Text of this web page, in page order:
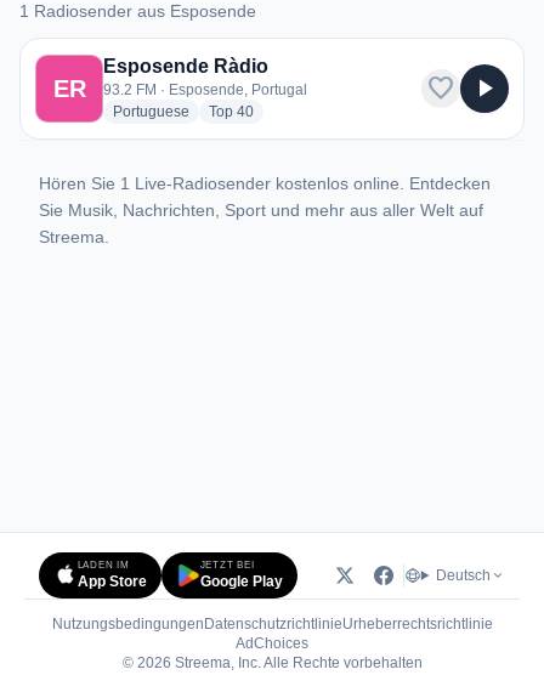
1 Radiosender aus Esposende
1 Radiosender aus Esposende
ER
Esposende Ràdio
93.2 FM · Esposende, Portugal
Portuguese radio stations
Top 40radio stations
favorite play_arrow
Hören Sie 1 Live-Radiosender kostenlos online. Entdecken
Sie Musik, Nachrichten, Sport und mehr aus aller Welt auf
Streema.
LADEN IM
App Store
JETZT BEI
Google Play Deutsch
Nutzungsbedingungen DatenschutzrichtlinieUrheberrechtsrichtlinie
AdChoices(öffnet in neuem Tab)
© 2026 Streema, Inc. Alle Rechte vorbehalten